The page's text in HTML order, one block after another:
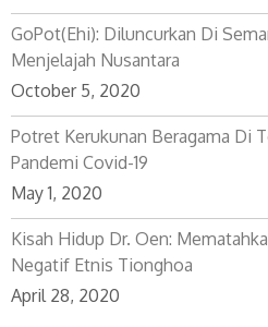
GoPot(ehi): Diluncurkan Di
Menjelajah Nusantara
October 5, 2020
Potret Kerukunan Beragama Di
Pandemi Covid-19
May 1, 2020
Kisah Hidup Dr. Oen:
Negatif Etnis Tionghoa
April 28, 2020